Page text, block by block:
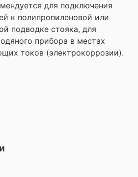
для подключения
к полипропиленовой или
подводке стояка, для
прибора в местах
токов (электрокоррозии).